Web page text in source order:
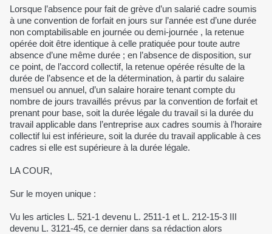
Lorsque l’absence pour fait de grève d’un salarié cadre soumis
à une convention de forfait en jours sur l’année est d’une durée
non comptabilisable en journée ou demi-journée , la retenue
opérée doit être identique à celle pratiquée pour toute autre
absence d’une même durée ; en l’absence de disposition, sur
ce point, de l’accord collectif, la retenue opérée résulte de la
durée de l’absence et de la détermination, à partir du salaire
mensuel ou annuel, d’un salaire horaire tenant compte du
nombre de jours travaillés prévus par la convention de forfait et
prenant pour base, soit la durée légale du travail si la durée du
travail applicable dans l’entreprise aux cadres soumis à l’horaire
collectif lui est inférieure, soit la durée du travail applicable à ces
cadres si elle est supérieure à la durée légale.
LA COUR,
Sur le moyen unique :
Vu les articles L. 521-1 devenu L. 2511-1 et L. 212-15-3 III
devenu L. 3121-45, ce dernier dans sa rédaction alors